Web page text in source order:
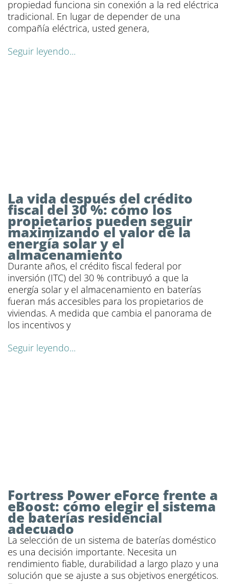
propiedad funciona sin conexión a la red eléctrica
tradicional. En lugar de depender de una
compañía eléctrica, usted genera,
Seguir leyendo...
La vida después del crédito
fiscal del 30 %: cómo los
propietarios pueden seguir
maximizando el valor de la
energía solar y el
almacenamiento
Durante años, el crédito fiscal federal por
inversión (ITC) del 30 % contribuyó a que la
energía solar y el almacenamiento en baterías
fueran más accesibles para los propietarios de
viviendas. A medida que cambia el panorama de
los incentivos y
Seguir leyendo...
Fortress Power eForce frente a
eBoost: cómo elegir el sistema
de baterías residencial
adecuado
La selección de un sistema de baterías doméstico
es una decisión importante. Necesita un
rendimiento fiable, durabilidad a largo plazo y una
solución que se ajuste a sus objetivos energéticos.